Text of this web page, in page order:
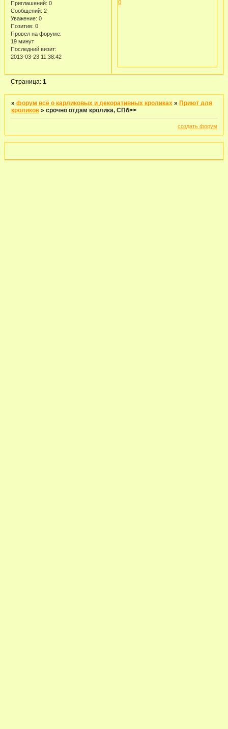
Приглашений: 0
Сообщений: 2
Уважение: 0
Позитив: 0
Провел на форуме:
19 минут
Последний визит:
2013-03-23 11:38:42
0
Страница:1
»форум всё о карликовых и декоративных кроликах »Приют для
кроликов »срочно отдам кролика, СПб>>
создать форум